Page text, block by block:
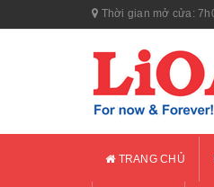
Thời gian mở cửa:
TRANG CHỦ